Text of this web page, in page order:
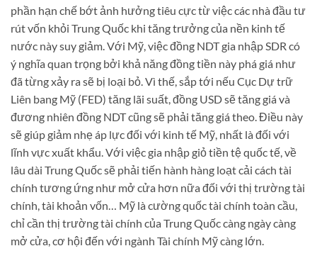
phần hạn chế bớt ảnh hưởng tiêu cực từ việc các nhà đầu tư
rút vốn khỏi Trung Quốc khi tăng trưởng của nền kinh tế
nước này suy giảm. Với Mỹ, việc đồng NDT gia nhập SDR có
ý nghĩa quan trọng bởi khả năng đồng tiền này phá giá như
đã từng xảy ra sẽ bị loại bỏ. Vì thế, sắp tới nếu Cục Dự trữ
Liên bang Mỹ (FED) tăng lãi suất, đồng USD sẽ tăng giá và
đương nhiên đồng NDT cũng sẽ phải tăng giá theo. Điều này
sẽ giúp giảm nhẹ áp lực đối với kinh tế Mỹ, nhất là đối với
lĩnh vực xuất khẩu. Với việc gia nhập giỏ tiền tệ quốc tế, về
lâu dài Trung Quốc sẽ phải tiến hành hàng loạt cải cách tài
chính tương ứng như mở cửa hơn nữa đối với thị trường tài
chính, tài khoản vốn… Mỹ là cường quốc tài chính toàn cầu,
chỉ cần thị trường tài chính của Trung Quốc càng ngày càng
mở cửa, cơ hội đến với ngành Tài chính Mỹ càng lớn.